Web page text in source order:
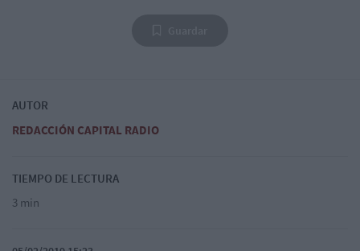
AUTOR
REDACCIÓN CAPITAL RADIO
TIEMPO DE LECTURA
3 min